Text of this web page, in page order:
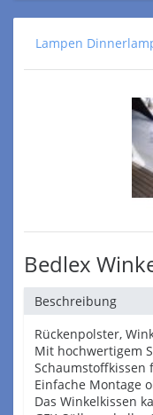
Lampen
Bedlex
Beschreibung
Rückenpolster,
Mit hochwertigem
Schaumstoffkissen
Einfache Montage
Das Winkelkissen